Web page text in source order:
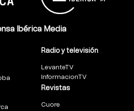
Ibérica Media
Radio y televisión
LevanteTV
InformacionTV
Revistas
Cuore